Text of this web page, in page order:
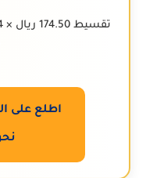
اطلع على